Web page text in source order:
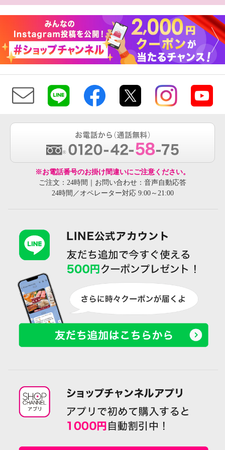
※お電話番号のお掛け間違いにご注意ください。
ご注文：24時間｜お問い合わせ：音声自動応答
24時間／オペレーター対応 9:00～21:00